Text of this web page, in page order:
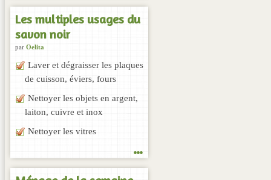
Les multiples usages du
savon noir
par Oelita
Laver et dégraisser les plaques
de cuisson, éviers, fours
Nettoyer les objets en argent,
laiton, cuivre et inox
Nettoyer les vitres
...